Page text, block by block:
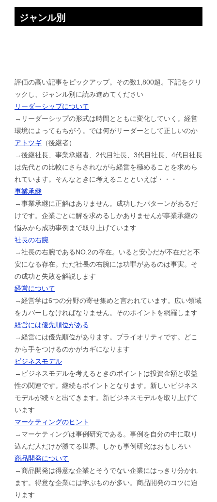
ジャンル別
評価の高い記事をピックアップ。その数1,800超。下記をクリ
ックし、ジャンル別に読み進めてください
リーダーシップについて
→リーダーシップの形式は時間とともに変化していく。経営
環境によってもちがう。では何がリーダーとして正しいのか
アトツギ （後継者）
→後継社長、事業承継者、2代目社長、3代目社長、4代目社長
は先代との比較にさらされながら経営を極めることを求めら
れています。そんなときに考えることといえば・・・
事業承継
→事業承継に正解はありません。成功したパターンがあるだ
けです。企業ごとに解を求めるしかありませんが事業承継の
悩みから成功事例まで取り上げています
社長の右腕
→社長の右腕であるNO.2の存在。いると安心だが不在だと不
安になる存在。ただ社長の右腕には功罪があるのは事実。そ
の成功と失敗を解説します
経営について
→経営学は6つの分野の寄せ集めと言われています。広い領域
をカバーしなければなりません。そのポイントを網羅します
経営には優先順位がある
→経営には優先順位があります。プライオリティです。どこ
から手をつけるのかがカギになります
ビジネスモデル
→ビジネスモデルを考えるときのポイントは投資金額と収益
性の関連です。継続もポイントとなります。新しいビジネス
モデルが続々と出てきます。新ビジネスモデルを取り上げて
います
マーケティングのヒント
→マーケティングは事例研究である。事例を自分の中に取り
込んだ人だけが勝てる世界。しかも事例研究はおもしろい
商品開発について
→商品開発は得意な企業とそうでない企業にはっきり分かれ
ます。得意な企業には学ぶものが多い。商品開発のコツに迫
ります